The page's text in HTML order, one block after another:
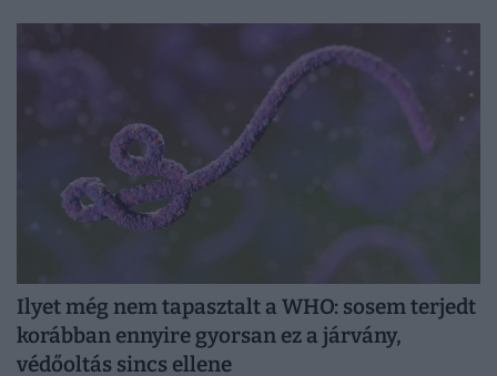
Ilyet még nem tapasztalt a WHO: sosem terjedt
korábban ennyire gyorsan ez a járvány,
védőoltás sincs ellene